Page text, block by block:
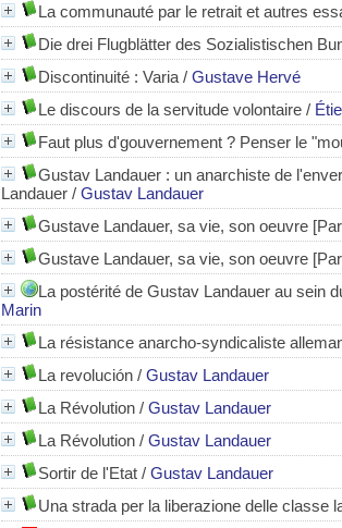
La communauté par le retrait et autres
Die drei Flugblätter des Sozialistischen
Discontinuité : Varia / Gustave Hervé
Le discours de la servitude volontaire /
Faut plus d'gouvernement ? Penser le
Gustav Landauer : un anarchiste de
Landauer / Gustav Landauer
Gustave Landauer, sa vie, son oeuvre
Gustave Landauer, sa vie, son oeuvre
La postérité de Gustav Landauer au sein
Marin
La résistance anarcho-syndicaliste
La revolución / Gustav Landauer
La Révolution / Gustav Landauer
La Révolution / Gustav Landauer
Sortir de l'Etat / Gustav Landauer
Una strada per la liberazione delle classe